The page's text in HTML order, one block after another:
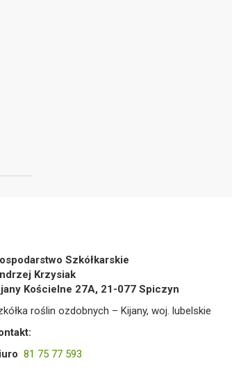
Szkółkarskie
Krzysiak
Kościelne 27A, 21-077 Spiczyn
roślin ozdobnych – Kijany, woj. lubelskie
81 75 77 593